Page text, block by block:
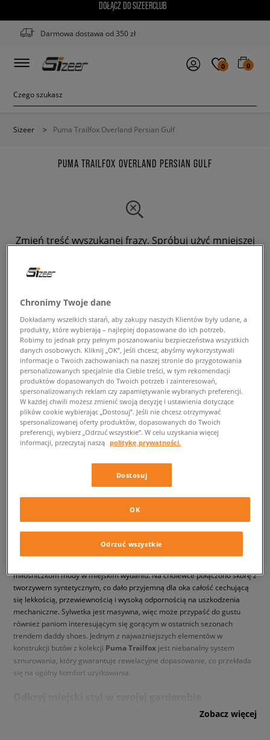
DOŁĄCZ DO SIZEERCLUB
Darmowa dostawa od 350 zł
0 0
Sizeer > Puma Trailfox Overland Persian Gulf
PUMA TRAILFOX OVERLAND PERSIAN GULF
Zmień treść wyszukanej frazy. Spróbuj użyć mniejszej
Puma Trailfox Overland Persian Gulf
Puma Trailfox – nowa wersja popularnych
sneakersów
KolekcjaTrailfoxtrafiła na rynek we wczesnych latach 90. XX wieku.
Teraz niemieccy designerzy postanowili odświeżyć te fantastyczne
sneakersy. Poznaj zmodyfikowaną sylwetkę, która czerpie inspiracje ze
Sportowe rozwiązania w butach na co dzień
pracującym dla jednej z najsłynniejszych marek odzieżowych po raz
miłośniczkom mody w miejskim wydaniu. Na cholewce połączono skórę z
tworzywem syntetycznym, co dało przyjemną dla oka całość cechującą
się lekkością, przewiewnością i wysoką odpornością na uszkodzenia
mechaniczne. Sylwetka jest masywna, więc może przypaść do gustu
również paniom interesującym się gorącym w ostatnich sezonach
trendem daddy shoes. Jednym z najważniejszych elementów w
konstrukcji butów z kolekcji Puma Trailfox jest niebanalny system
sznurowania, który gwarantuje rewelacyjne dopasowanie, co przekłada
się na ogólny komfort użytkowania.
Zobacz więcej
Chronimy Twoje dane
Dokładamy wszelkich starań, aby zakupy naszych Klientów były udane, a
produkty, które wybierają – najlepiej dopasowane do ich potrzeb.
Robimy to jednak przy pełnym poszanowaniu bezpieczeństwa wszystkich
danych osobowych. Kliknij „OK”, jeśli chcesz, abyśmy wykorzystywali
informacje o Twoich zachowaniach na naszej stronie do przygotowania
personalizowanych specjalnie dla Ciebie treści, w tym rekomendacji
produktów dopasowanych do Twoich potrzeb i zainteresowań,
spersonalizowanych reklam czy zapamiętywanie wybranych preferencji.
W każdej chwili możesz zmienić swoją decyzję i ustawienia dotyczące
plików cookie wybierając „Dostosuj”. Jeśli nie chcesz otrzymywać
spersonalizowanej oferty produktów, dopasowanych do Twoich
preferencji, wybierz „Odrzuć wszystkie”. W celu uzyskania więcej
informacji, przeczytaj naszą politykę prywatności.
Dostosuj
Odrzuć wszystkie
OK